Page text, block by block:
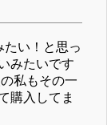
たい！と思っ
みたいです
私もその一
購入してま